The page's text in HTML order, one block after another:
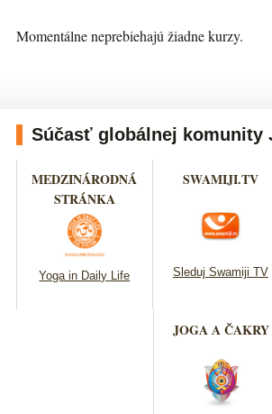
Momentálne neprebiehajú žiadne kurzy.
Súčasť globálnej komunity
MEDZINÁRODNÁ
STRÁNKA
Yoga in Daily Life
SWAMIJI.TV
Sleduj Swamiji TV
JOGA A ČAKRY